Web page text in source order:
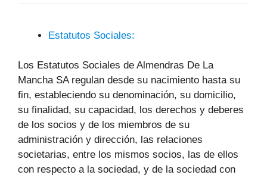
Estatutos Sociales:
Los Estatutos Sociales de Almendras De La
Mancha SA regulan desde su nacimiento hasta su
fin, estableciendo su denominación, su domicilio,
su finalidad, su capacidad, los derechos y deberes
de los socios y de los miembros de su
administración y dirección, las relaciones
societarias, entre los mismos socios, las de ellos
con respecto a la sociedad, y de la sociedad con